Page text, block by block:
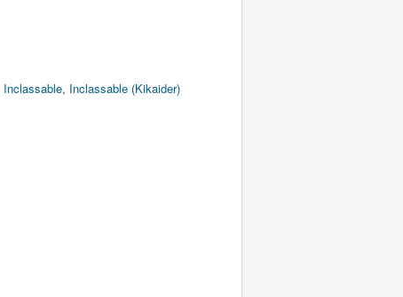
Inclassable, Inclassable (Kikaider)